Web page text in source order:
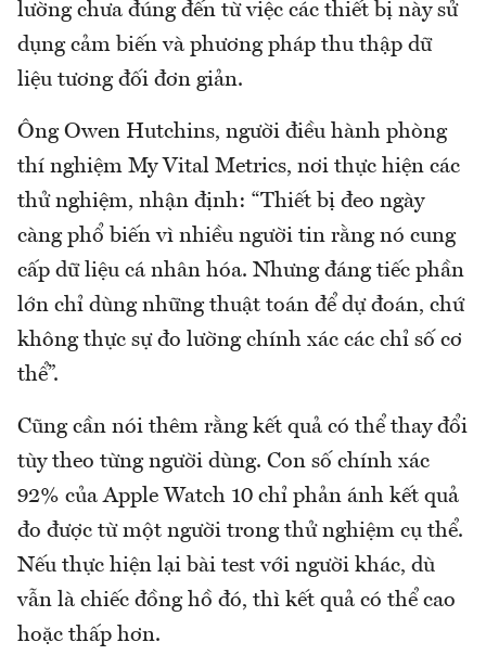
lường chưa đúng đến từ việc các thiết bị này sử
dụng cảm biến và phương pháp thu thập dữ
liệu tương đối đơn giản.
Ông Owen Hutchins, người điều hành phòng
thí nghiệm My Vital Metrics, nơi thực hiện các
thử nghiệm, nhận định: “Thiết bị đeo ngày
càng phổ biến vì nhiều người tin rằng nó cung
cấp dữ liệu cá nhân hóa. Nhưng đáng tiếc phần
lớn chỉ dùng những thuật toán để dự đoán, chứ
không thực sự đo lường chính xác các chỉ số cơ
thể”.
Cũng cần nói thêm rằng kết quả có thể thay đổi
tùy theo từng người dùng. Con số chính xác
92% của Apple Watch 10 chỉ phản ánh kết quả
đo được từ một người trong thử nghiệm cụ thể.
Nếu thực hiện lại bài test với người khác, dù
vẫn là chiếc đồng hồ đó, thì kết quả có thể cao
hoặc thấp hơn.